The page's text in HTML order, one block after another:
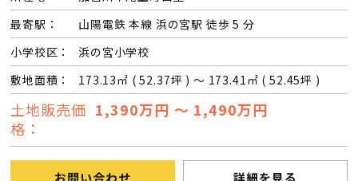
最寄駅：
山陽電鉄 本線 浜の宮駅 徒歩 5 分
小学校区：
浜の宮小学校
敷地面積：
173.13㎡ ( 52.37坪 ) ～ 173.41㎡ ( 52.45坪 )
土地販売価
格：
1,390万円 ～ 1,490万円
お問い合わせ 詳細を見る